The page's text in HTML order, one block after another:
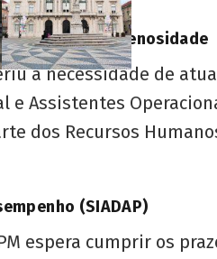
e Penosidade
a necessidade de
e Assistentes
dos Recursos
(SIADAP)
espera cumprir os